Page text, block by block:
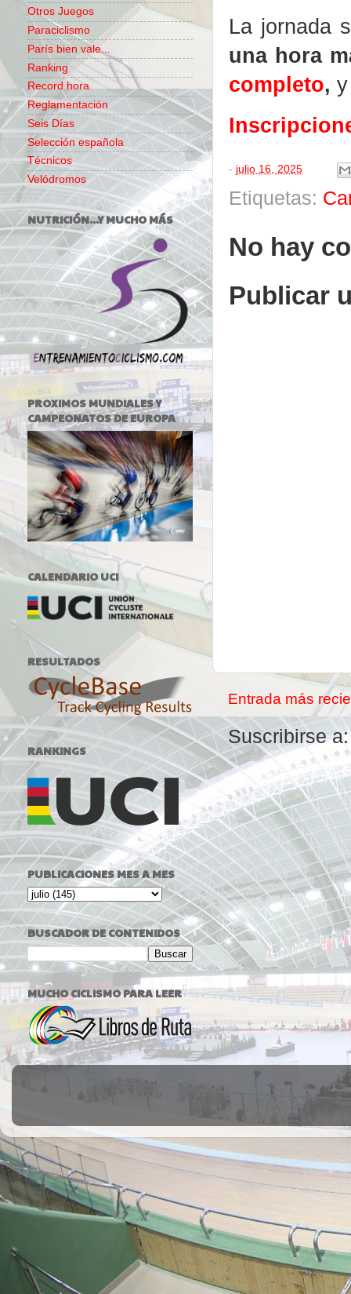
La jornada
una hora
completo,
- julio 16, 2025
Etiquetas:
No hay
Publicar
Entrada más
Suscribirse
Otros Juegos
Paraciclismo
París bien vale...
Ranking
Record hora
Reglamentación
Seis Días
Selección española
Técnicos
Velódromos
NUTRICIÓN...Y MUCHO MÁS
PROXIMOS MUNDIALES Y
CAMPEONATOS DE EUROPA
CALENDARIO UCI
RESULTADOS
RANKINGS
PUBLICACIONES MES A MES
BUSCADOR DE CONTENIDOS
MUCHO CICLISMO PARA LEER